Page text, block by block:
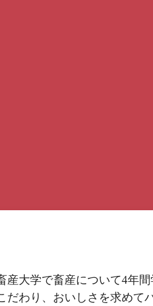
大学で畜産について4年
だわり、おいしさを求めて